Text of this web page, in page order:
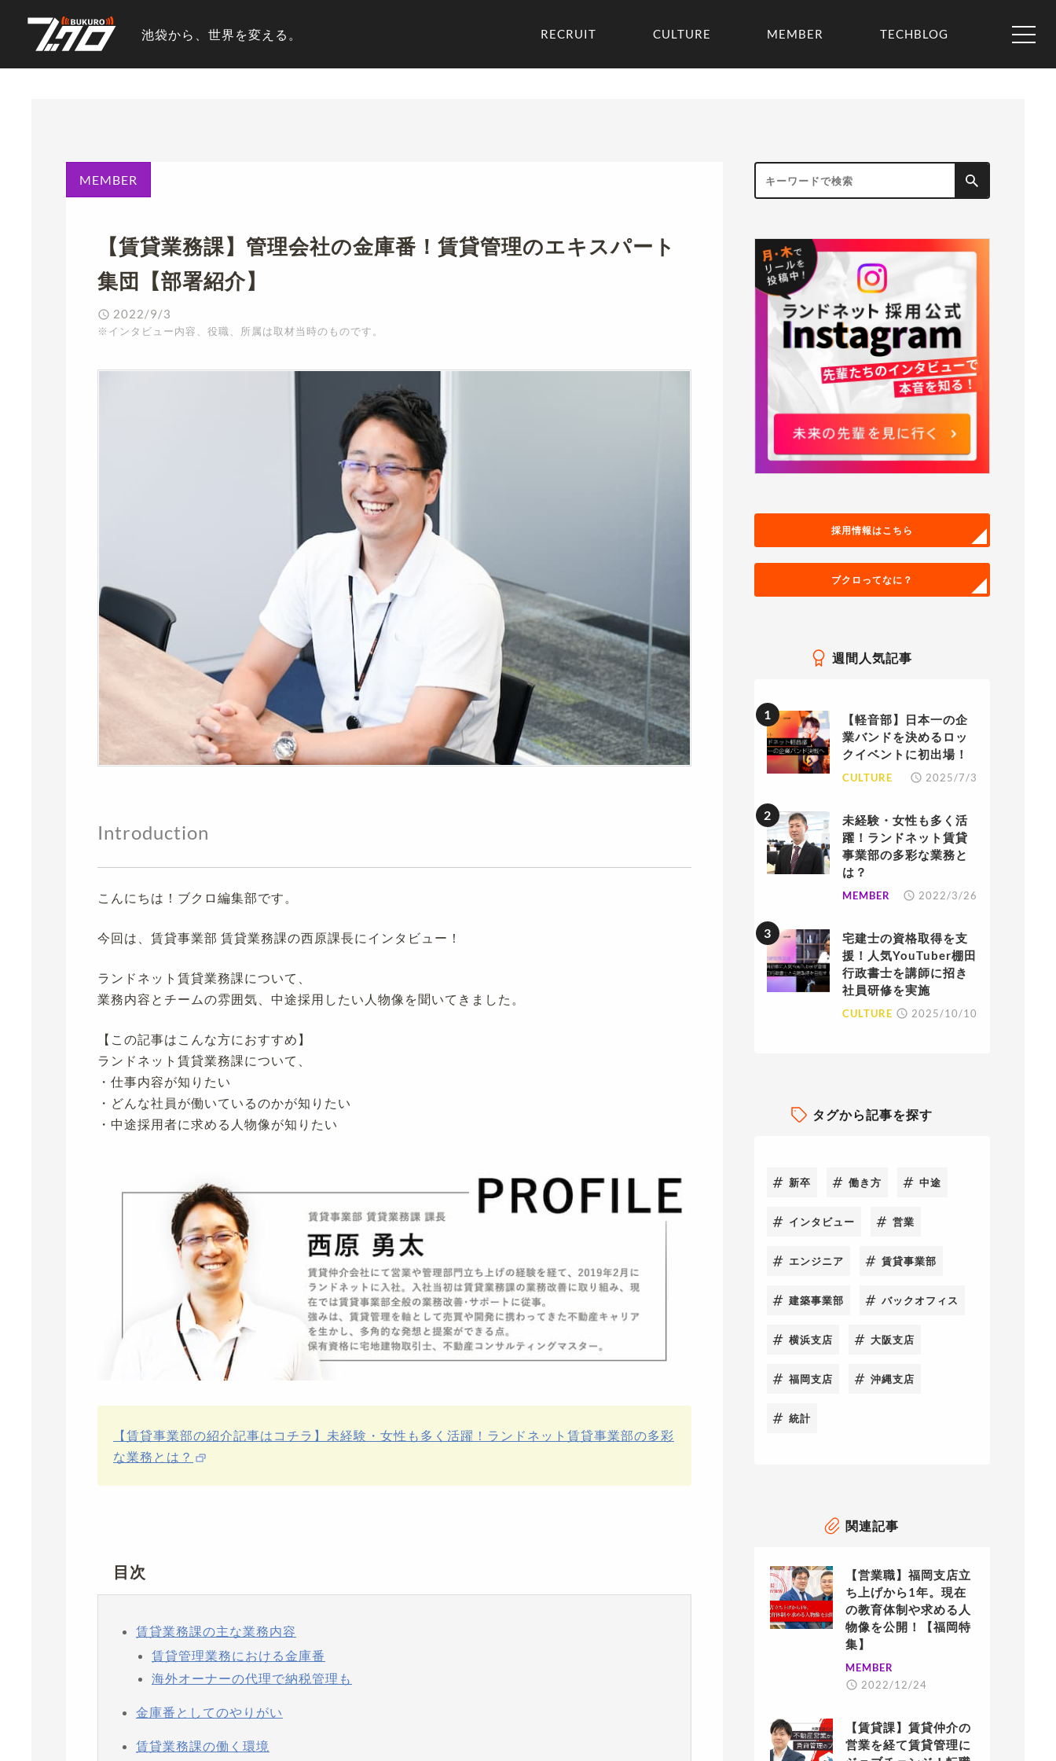
池袋から、世界を変える。 RECRUIT CULTURE MEMBER TECHBLOG
MEMBER
【賃貸業務課】管理会社の金庫番！賃貸管理のエキスパート
集団【部署紹介】
2022/9/3
※インタビュー内容、役職、所属は取材当時のものです。
Introduction
こんにちは！ブクロ編集部です。
今回は、賃貸事業部 賃貸業務課の西原課長にインタビュー！
ランドネット賃貸業務課について、
業務内容とチームの雰囲気、中途採用したい人物像を聞いてきました。
【この記事はこんな方におすすめ】
ランドネット賃貸業務課について、
・仕事内容が知りたい
・どんな社員が働いているのかが知りたい
・中途採用者に求める人物像が知りたい
【賃貸事業部の紹介記事はコチラ】未経験・女性も多く活躍！ランドネット賃貸事業部の多彩
な業務とは？
目次
賃貸業務課の主な業務内容
賃貸管理業務における金庫番
海外オーナーの代理で納税管理も
金庫番としてのやりがい
賃貸業務課の働く環境
採用情報はこちら
ブクロってなに？
週間人気記事
【軽音部】日本一の企
業バンドを決めるロッ
クイベントに初出場！
CULTURE 2025/7/3
未経験・女性も多く活
躍！ランドネット賃貸
事業部の多彩な業務と
は？
MEMBER 2022/3/26
宅建士の資格取得を支
援！人気YouTuber棚田
行政書士を講師に招き
社員研修を実施
CULTURE 2025/10/10
タグから記事を探す
新卒 働き方 中途
インタビュー 営業
エンジニア 賃貸事業部
建築事業部 バックオフィス
横浜支店 大阪支店
福岡支店 沖縄支店
統計
関連記事
【営業職】福岡支店立
ち上げから1年。現在
の教育体制や求める人
物像を公開！【福岡特
集】
MEMBER
2022/12/24
【賃貸課】賃貸仲介の
営業を経て賃貸管理に